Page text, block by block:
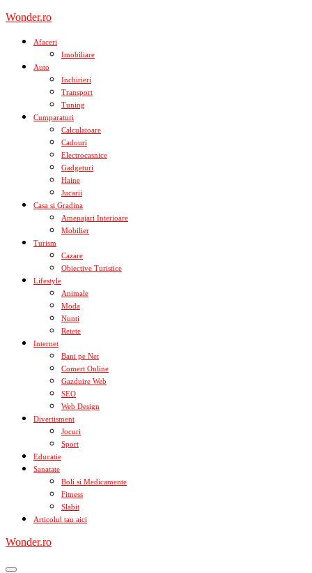
Skip
content
Wonder.ro
Afaceri
Imobiliare
Auto
Inchirieri
Transport
Tuning
Cumparaturi
Calculatoare
Cadouri
Electrocasnice
Gadgeturi
Haine
Jucarii
Casa si Gradina
Amenajari Interioare
Mobilier
Turism
Cazare
Obiective Turistice
Lifestyle
Animale
Moda
Nunti
Retete
Internet
Bani pe Net
Comert Online
Gazduire Web
SEO
Web Design
Divertisment
Jocuri
Sport
Educatie
Sanatate
Boli si Medicamente
Fitness
Slabit
Articolul tau aici
Wonder.ro